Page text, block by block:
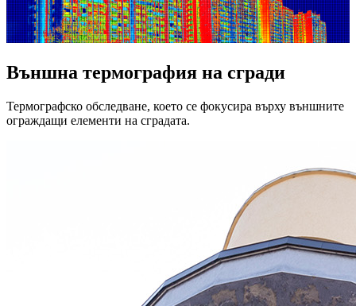
Външна термография на сгради
Термографско обследване, което се фокусира върху външните
ограждащи елементи на сградата.